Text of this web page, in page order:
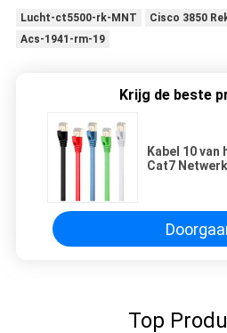
Lucht-ct5500-rk-MNT
Cisco 3850
Acs-1941-rm-19
Krijg de beste
Kabel 10
Cat7
Top